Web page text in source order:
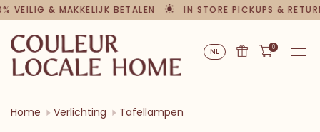
VEILIG & MAKKELIJK BETALEN IN STORE PICKUPS &
NL 0
Home Verlichting Tafellampen